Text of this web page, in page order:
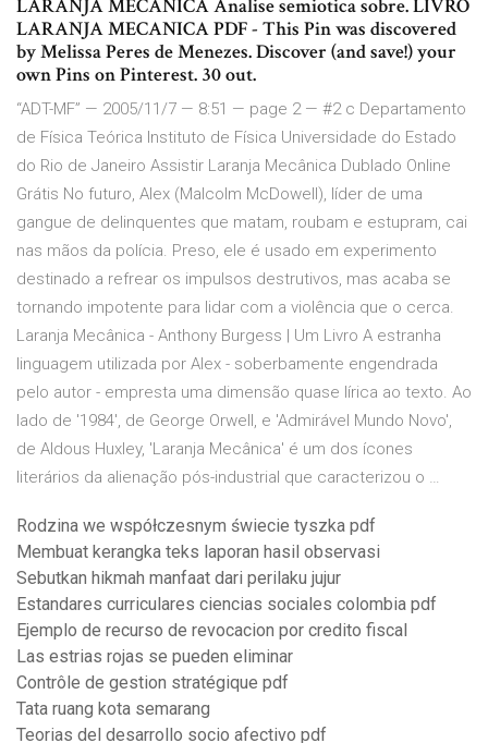
LARANJA MECANICA Analise semiotica sobre. LIVRO
LARANJA MECANICA PDF - This Pin was discovered
by Melissa Peres de Menezes. Discover (and save!) your
own Pins on Pinterest. 30 out.
“ADT-MF” — 2005/11/7 — 8:51 — page 2 — #2 c Departamento
de Física Teórica Instituto de Física Universidade do Estado
do Rio de Janeiro Assistir Laranja Mecânica Dublado Online
Grátis No futuro, Alex (Malcolm McDowell), líder de uma
gangue de delinquentes que matam, roubam e estupram, cai
nas mãos da polícia. Preso, ele é usado em experimento
destinado a refrear os impulsos destrutivos, mas acaba se
tornando impotente para lidar com a violência que o cerca.
Laranja Mecânica - Anthony Burgess | Um Livro A estranha
linguagem utilizada por Alex - soberbamente engendrada
pelo autor - empresta uma dimensão quase lírica ao texto. Ao
lado de '1984', de George Orwell, e 'Admirável Mundo Novo',
de Aldous Huxley, 'Laranja Mecânica' é um dos ícones
literários da alienação pós-industrial que caracterizou o …
Rodzina we współczesnym świecie tyszka pdf
Membuat kerangka teks laporan hasil observasi
Sebutkan hikmah manfaat dari perilaku jujur
Estandares curriculares ciencias sociales colombia pdf
Ejemplo de recurso de revocacion por credito fiscal
Las estrias rojas se pueden eliminar
Contrôle de gestion stratégique pdf
Tata ruang kota semarang
Teorias del desarrollo socio afectivo pdf